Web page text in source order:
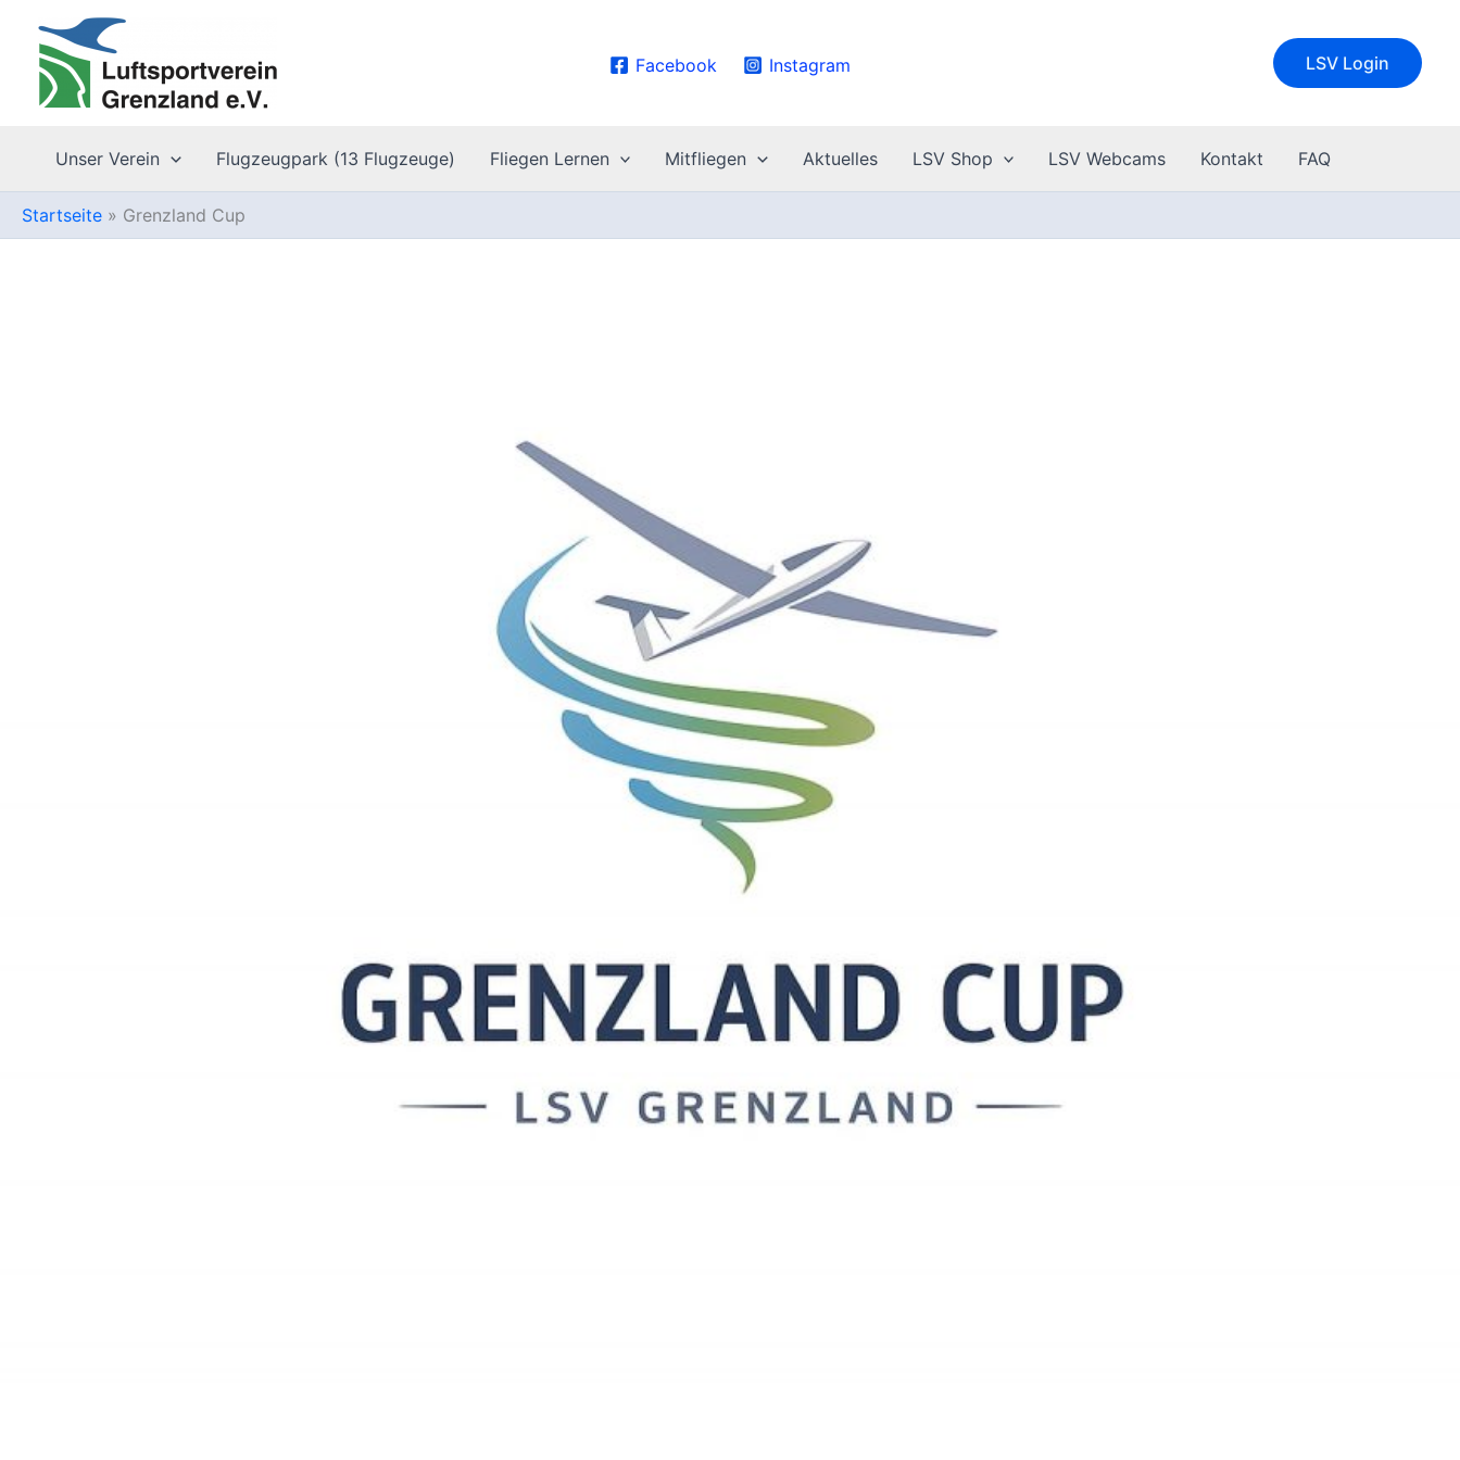
Inhalt
springen
Facebook Instagram LSV Login
Unser Verein Flugzeugpark (13 Flugzeuge) Fliegen Lernen Mitfliegen Aktuelles LSV Shop LSV Webcams Kontakt FAQ
Startseite Grenzland Cup